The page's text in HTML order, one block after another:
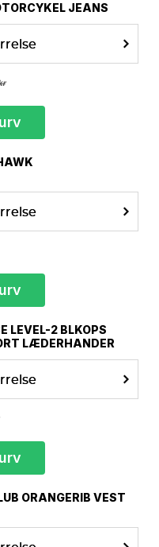
(A2DP)
(AVRCP)
– Help center
JEANS
LEVEL-2 BLKOPS
LÆDERHANDER
ORANGERIB VEST